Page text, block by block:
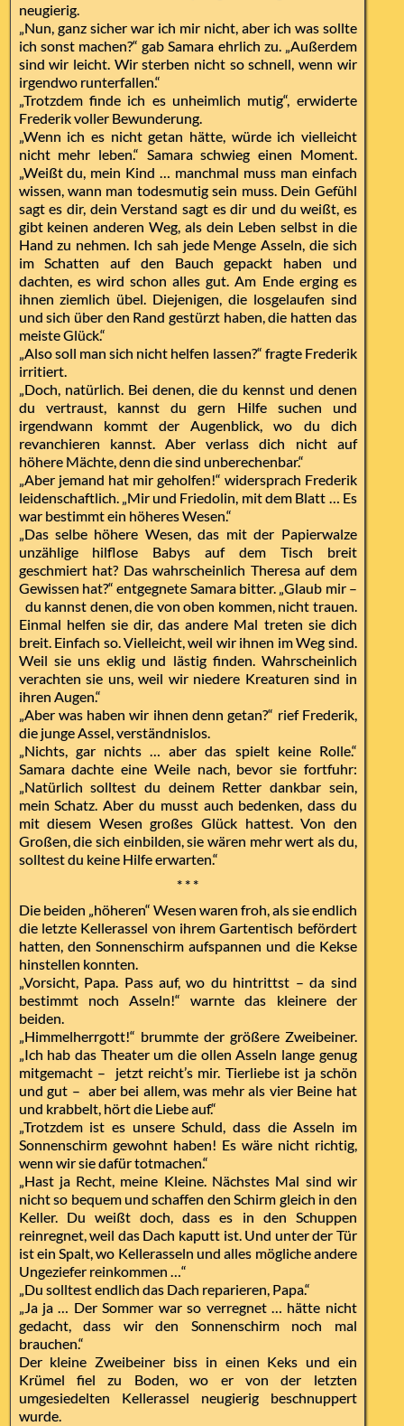
neugierig.
„Nun, ganz sicher war ich mir nicht, aber ich was sollte
ich sonst machen?“ gab Samara ehrlich zu. „Außerdem
sind wir leicht. Wir sterben nicht so schnell, wenn wir
irgendwo runterfallen.“
„Trotzdem finde ich es unheimlich mutig“, erwiderte
Frederik voller Bewunderung.
„Wenn ich es nicht getan hätte, würde ich vielleicht
nicht mehr leben.“ Samara schwieg einen Moment.
„Weißt du, mein Kind … manchmal muss man einfach
wissen, wann man todesmutig sein muss. Dein Gefühl
sagt es dir, dein Verstand sagt es dir und du weißt, es
gibt keinen anderen Weg, als dein Leben selbst in die
Hand zu nehmen. Ich sah jede Menge Asseln, die sich
im Schatten auf den Bauch gepackt haben und
dachten, es wird schon alles gut. Am Ende erging es
ihnen ziemlich übel. Diejenigen, die losgelaufen sind
und sich über den Rand gestürzt haben, die hatten das
meiste Glück.“
„Also soll man sich nicht helfen lassen?“ fragte Frederik
irritiert.
„Doch, natürlich. Bei denen, die du kennst und denen
du vertraust, kannst du gern Hilfe suchen und
irgendwann kommt der Augenblick, wo du dich
revanchieren kannst. Aber verlass dich nicht auf
höhere Mächte, denn die sind unberechenbar.“
„Aber jemand hat mir geholfen!“ widersprach Frederik
leidenschaftlich. „Mir und Friedolin, mit dem Blatt … Es
war bestimmt ein höheres Wesen.“
„Das selbe höhere Wesen, das mit der Papierwalze
unzählige hilflose Babys auf dem Tisch breit
geschmiert hat? Das wahrscheinlich Theresa auf dem
Gewissen hat?“ entgegnete Samara bitter. „Glaub mir –
du kannst denen, die von oben kommen, nicht trauen.
Einmal helfen sie dir, das andere Mal treten sie dich
breit. Einfach so. Vielleicht, weil wir ihnen im Weg sind.
Weil sie uns eklig und lästig finden. Wahrscheinlich
verachten sie uns, weil wir niedere Kreaturen sind in
ihren Augen.“
„Aber was haben wir ihnen denn getan?“ rief Frederik,
die junge Assel, verständnislos.
„Nichts, gar nichts … aber das spielt keine Rolle.“
Samara dachte eine Weile nach, bevor sie fortfuhr:
„Natürlich solltest du deinem Retter dankbar sein,
mein Schatz. Aber du musst auch bedenken, dass du
mit diesem Wesen großes Glück hattest. Von den
Großen, die sich einbilden, sie wären mehr wert als du,
solltest du keine Hilfe erwarten.“
* * *
Die beiden „höheren“ Wesen waren froh, als sie endlich
die letzte Kellerassel von ihrem Gartentisch befördert
hatten, den Sonnenschirm aufspannen und die Kekse
hinstellen konnten.
„Vorsicht, Papa. Pass auf, wo du hintrittst – da sind
bestimmt noch Asseln!“ warnte das kleinere der
beiden.
„Himmelherrgott!“ brummte der größere Zweibeiner.
„Ich hab das Theater um die ollen Asseln lange genug
mitgemacht – jetzt reicht’s mir. Tierliebe ist ja schön
und gut – aber bei allem, was mehr als vier Beine hat
und krabbelt, hört die Liebe auf.“
„Trotzdem ist es unsere Schuld, dass die Asseln im
Sonnenschirm gewohnt haben! Es wäre nicht richtig,
wenn wir sie dafür totmachen.“
„Hast ja Recht, meine Kleine. Nächstes Mal sind wir
nicht so bequem und schaffen den Schirm gleich in den
Keller. Du weißt doch, dass es in den Schuppen
reinregnet, weil das Dach kaputt ist. Und unter der Tür
ist ein Spalt, wo Kellerasseln und alles mögliche andere
Ungeziefer reinkommen …“
„Du solltest endlich das Dach reparieren, Papa.“
„Ja ja … Der Sommer war so verregnet … hätte nicht
gedacht, dass wir den Sonnenschirm noch mal
brauchen.“
Der kleine Zweibeiner biss in einen Keks und ein
Krümel fiel zu Boden, wo er von der letzten
umgesiedelten Kellerassel neugierig beschnuppert
wurde.